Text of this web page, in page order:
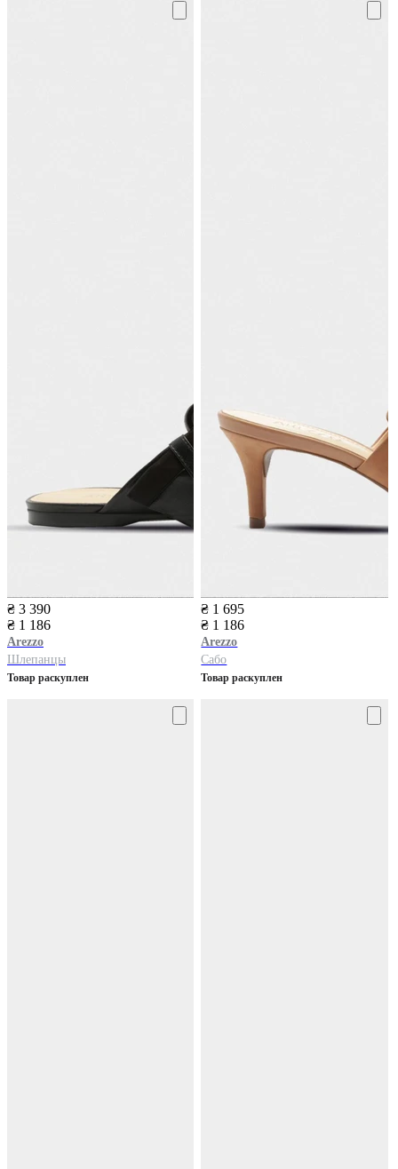
₴ 3 390
₴ 1 186
Arezzo
Шлепанцы
Товар раскуплен
₴ 1 695
₴ 1 186
Arezzo
Сабо
Товар раскуплен